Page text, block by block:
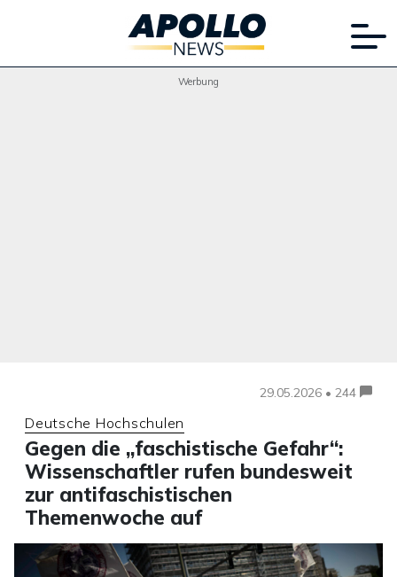
Werbung
29.05.2026 • 244
Deutsche Hochschulen
Gegen die „faschistische Gefahr“:
Wissenschaftler rufen bundesweit
zur antifaschistischen
Themenwoche auf